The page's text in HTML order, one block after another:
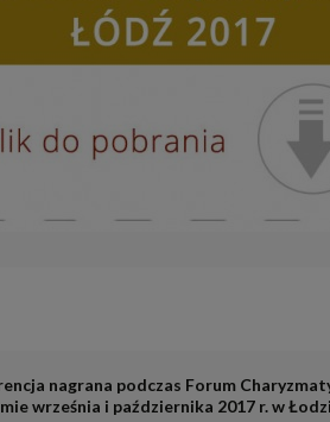
nagrana podczas Forum
września i października 2017 r. w